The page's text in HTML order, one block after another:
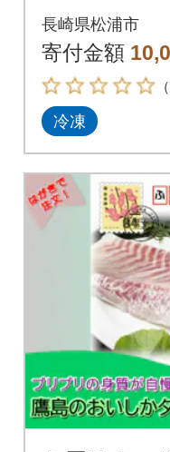
100g×3パック
長崎県松浦市
寄付金額
（
冷凍